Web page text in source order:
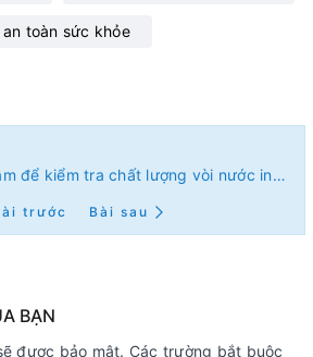
toàn sức khỏe
Không dùng nam châm để kiểm tra chất lượng vòi nước inox 304
trước Bài sau
BẠN
được bảo mật. Các trường bắt buộc